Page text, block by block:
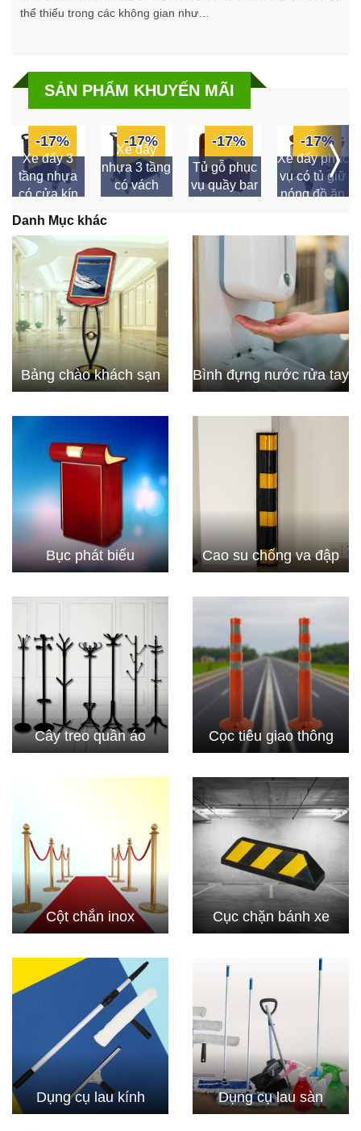
thể thiếu trong các không gian như…
SẢN PHẨM KHUYẾN MÃI
-17%
Xe đẩy 3
tầng nhựa
có cửa kín
-17%
Xe đẩy
nhựa 3 tầng
có vách
-17%
Tủ gỗ phục
vụ quầy bar
-17%
Xe đẩy phục
vụ có tủ giữ
nóng đồ ăn
Danh Mục khác
Bảng chào khách sạn Bình đựng nước rửa tay
Bục phát biểu Cao su chống va đập
Cây treo quần áo Cọc tiêu giao thông
Cột chắn inox Cục chặn bánh xe
Dụng cụ lau kính Dụng cụ lau sàn